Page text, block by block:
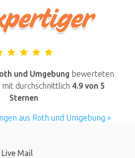
und Umgebung bewerteten
durchschnittlich 4.9von 5
Sternen
aus Roth und Umgebung »
Mail